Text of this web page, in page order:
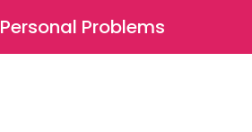
⚲
Personal Problems